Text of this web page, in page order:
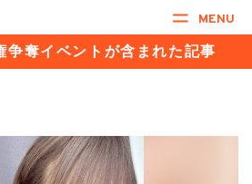
MENU
争奪イベントが含まれた記事